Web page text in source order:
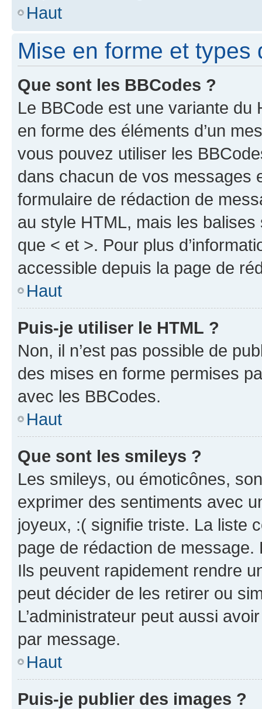
Haut
Mise en forme et types
Que sont les BBCodes ?
Le BBCode est une variante du
en forme des éléments d’un
vous pouvez utiliser les
dans chacun de vos messages
formulaire de rédaction de
au style HTML, mais les
que < et >. Pour plus
accessible depuis la page de
Haut
Puis-je utiliser le HTML ?
Non, il n’est pas possible de
des mises en forme permises
avec les BBCodes.
Haut
Que sont les smileys ?
Les smileys, ou émoticônes,
exprimer des sentiments avec
joyeux, :( signifie triste. La liste
page de rédaction de
Ils peuvent rapidement rendre
peut décider de les retirer ou
L’administrateur peut aussi
par message.
Haut
Puis-je publier des images ?